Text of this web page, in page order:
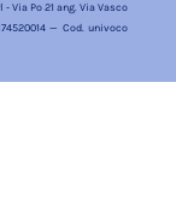
Via Po 21 ang. Via Vasco
— Cod. univoco